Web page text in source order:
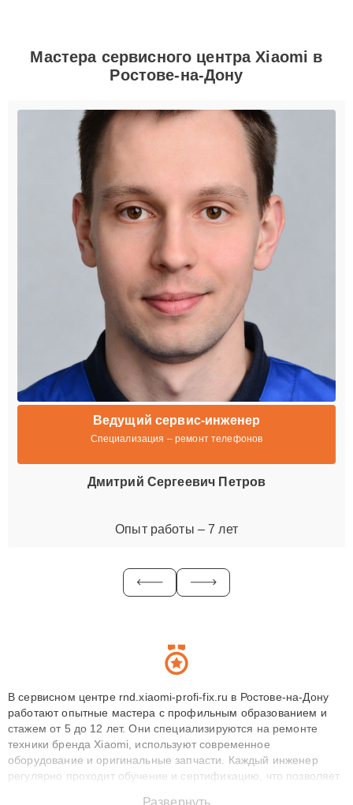
Мастера сервисного центра Xiaomi в
Ростове-на-Дону
Ведущий сервис-инженер
Специализация – ремонт телефонов
Дмитрий Сергеевич Петров
Опыт работы – 7 лет
В сервисном центре rnd.xiaomi-profi-fix.ru в Ростове-на-Дону
работают опытные мастера с профильным образованием и
стажем от 5 до 12 лет. Они специализируются на ремонте
техники бренда Xiaomi, используют современное
оборудование и оригинальные запчасти. Каждый инженер
регулярно проходит обучение и сертификацию, что позволяет
Развернуть